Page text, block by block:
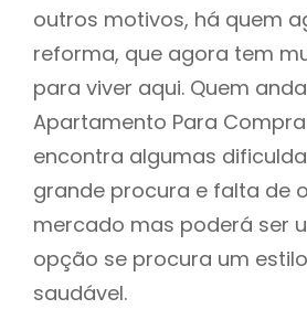
outros motivos, há quem
reforma, que agora tem
para viver aqui. Quem
Apartamento Para
encontra algumas
grande procura e falta de
mercado mas poderá ser
opção se procura um
saudável.